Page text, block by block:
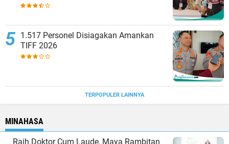
1.517 Personel Disiagakan Amankan
TIFF 2026
TERPOPULER LAINNYA
MINAHASA
Raih Doktor Cum Laude, Maya Rambitan